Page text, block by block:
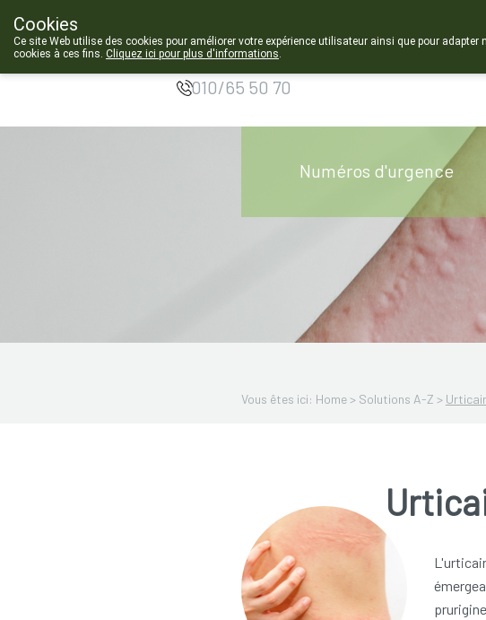
Pharmacie de
Chastre
010/65 50 70
Numéros d'urgence
Vous êtes ici: Home > Solutions A-Z >
Cookies
Ce site Web utilise des cookies pour améliorer votre expérience utilisateur ainsi que pour
cookies à ces fins. Cliquez ici pour plus d'informations.